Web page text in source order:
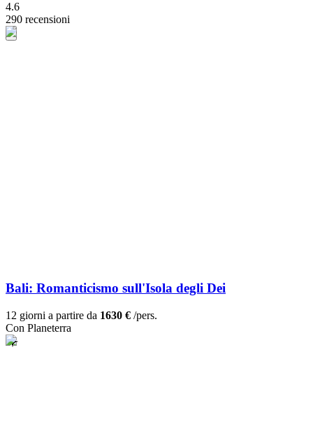
4.6
290 recensioni
Bali: Romanticismo sull'Isola degli Dei
12 giorni a partire da 1630 € /pers.
Con Planeterra